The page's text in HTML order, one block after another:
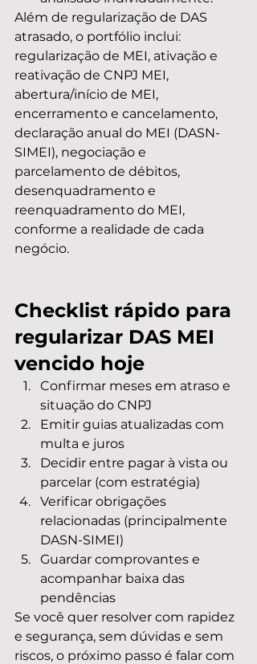
Além de regularização de DAS
atrasado, o portfólio inclui:
regularização de MEI, ativação e
reativação de CNPJ MEI,
abertura/início de MEI,
encerramento e cancelamento,
declaração anual do MEI (DASN-
SIMEI), negociação e
parcelamento de débitos,
desenquadramento e
reenquadramento do MEI,
conforme a realidade de cada
negócio.
Checklist rápido para
regularizar DAS MEI
vencido hoje
Confirmar meses em atraso e
situação do CNPJ
Emitir guias atualizadas com
multa e juros
Decidir entre pagar à vista ou
parcelar (com estratégia)
Verificar obrigações
relacionadas (principalmente
DASN-SIMEI)
Guardar comprovantes e
acompanhar baixa das
pendências
Se você quer resolver com rapidez
e segurança, sem dúvidas e sem
riscos, o próximo passo é falar com